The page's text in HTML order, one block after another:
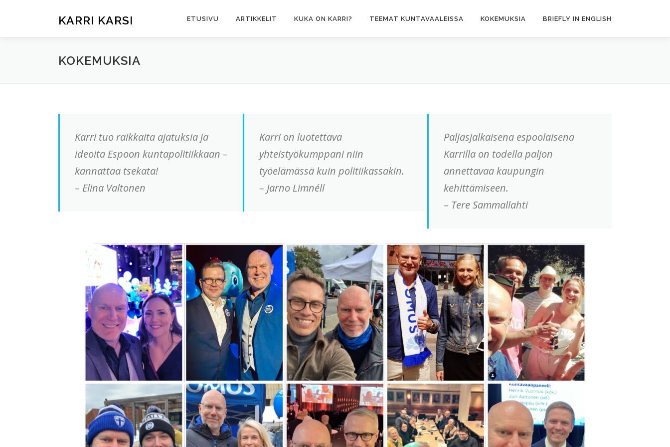
KARRI KARSI ETUSIVU ARTIKKELIT KUKA ON KARRI? TEEMAT KUNTAVAALEISSA KOKEMUKSIA BRIEFLY IN ENGLISH
KOKEMUKSIA
Karri tuo raikkaita ajatuksia ja
ideoita Espoon kuntapolitiikkaan –
kannattaa tsekata!
– Elina Valtonen
Karri on luotettava
yhteistyökumppani niin
työelämässä kuin politiikassakin.
– Jarno Limnéll
Paljasjalkaisena espoolaisena
Karrilla on todella paljon
annettavaa kaupungin
kehittämiseen.
– Tere Sammallahti